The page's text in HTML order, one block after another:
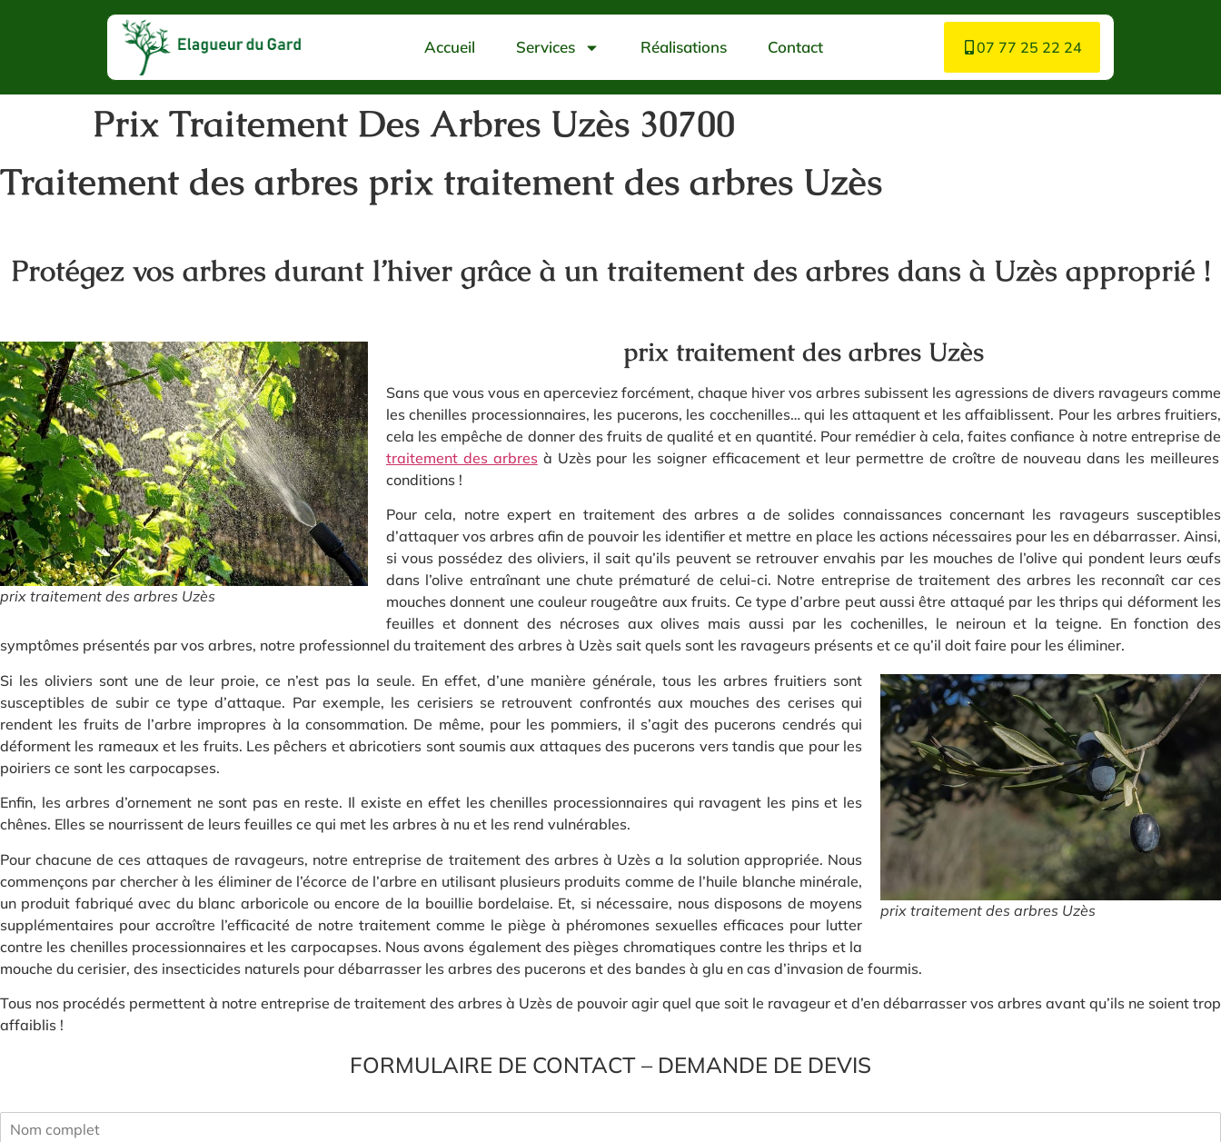
Accueil Services Réalisations Contact 07 77 25 22 24
Prix Traitement Des Arbres Uzès 30700
Traitement des arbres prix traitement des arbres Uzès
Protégez vos arbres durant l’hiver grâce à un traitement des arbres dans à Uzès approprié !
prix traitement des arbres Uzès
prix traitement des arbres Uzès
Sans que vous vous en aperceviez forcément, chaque hiver vos arbres subissent les agressions de divers ravageurs comme
les chenilles processionnaires, les pucerons, les cocchenilles… qui les attaquent et les affaiblissent. Pour les arbres fruitiers,
cela les empêche de donner des fruits de qualité et en quantité. Pour remédier à cela, faites confiance à notre entreprise de
traitement des arbresà Uzès pour les soigner efficacement et leur permettre de croître de nouveau dans les meilleures
conditions !
Pour cela, notre expert en traitement des arbres a de solides connaissances concernant les ravageurs susceptibles
d’attaquer vos arbres afin de pouvoir les identifier et mettre en place les actions nécessaires pour les en débarrasser. Ainsi,
si vous possédez des oliviers, il sait qu’ils peuvent se retrouver envahis par les mouches de l’olive qui pondent leurs œufs
dans l’olive entraînant une chute prématuré de celui-ci. Notre entreprise de traitement des arbres les reconnaît car ces
mouches donnent une couleur rougeâtre aux fruits. Ce type d’arbre peut aussi être attaqué par les thrips qui déforment les
feuilles et donnent des nécroses aux olives mais aussi par les cochenilles, le neiroun et la teigne. En fonction des
symptômes présentés par vos arbres, notre professionnel du traitement des arbres à Uzès sait quels sont les ravageurs présents et ce qu’il doit faire pour les éliminer.
prix traitement des arbres Uzès
Si les oliviers sont une de leur proie, ce n’est pas la seule. En effet, d’une manière générale, tous les arbres fruitiers sont
susceptibles de subir ce type d’attaque. Par exemple, les cerisiers se retrouvent confrontés aux mouches des cerises qui
rendent les fruits de l’arbre impropres à la consommation. De même, pour les pommiers, il s’agit des pucerons cendrés qui
déforment les rameaux et les fruits. Les pêchers et abricotiers sont soumis aux attaques des pucerons vers tandis que pour les
poiriers ce sont les carpocapses.
Enfin, les arbres d’ornement ne sont pas en reste. Il existe en effet les chenilles processionnaires qui ravagent les pins et les
chênes. Elles se nourrissent de leurs feuilles ce qui met les arbres à nu et les rend vulnérables.
Pour chacune de ces attaques de ravageurs, notre entreprise de traitement des arbres à Uzès a la solution appropriée. Nous
commençons par chercher à les éliminer de l’écorce de l’arbre en utilisant plusieurs produits comme de l’huile blanche minérale,
un produit fabriqué avec du blanc arboricole ou encore de la bouillie bordelaise. Et, si nécessaire, nous disposons de moyens
supplémentaires pour accroître l’efficacité de notre traitement comme le piège à phéromones sexuelles efficaces pour lutter
contre les chenilles processionnaires et les carpocapses. Nous avons également des pièges chromatiques contre les thrips et la
mouche du cerisier, des insecticides naturels pour débarrasser les arbres des pucerons et des bandes à glu en cas d’invasion de fourmis.
Tous nos procédés permettent à notre entreprise de traitement des arbres à Uzès de pouvoir agir quel que soit le ravageur et d’en débarrasser vos arbres avant qu’ils ne soient trop
affaiblis !
FORMULAIRE DE CONTACT – DEMANDE DE DEVIS